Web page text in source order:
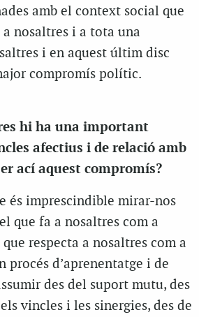
amb el context social que
nosaltres i a tota una
i en aquest últim disc
compromís polític.
hi ha una important
afectius i de relació amb
ací aquest compromís?
és imprescindible mirar-nos
que fa a nosaltres com a
respecta a nosaltres com a
procés d’aprenentatge i de
des del suport mutu, des
vincles i les sinergies, des de